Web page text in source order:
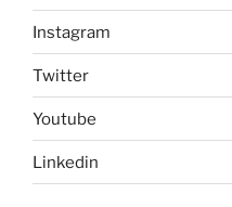
Instagram
Twitter
Youtube
Linkedin